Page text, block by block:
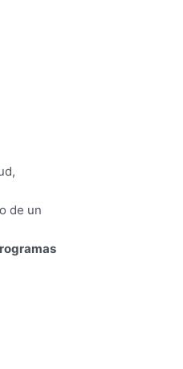
de un